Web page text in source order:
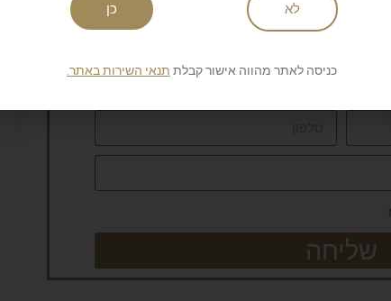
של סיגאר
שליחה
לא כן
כניסה לאתר מהווה אישור קבלת תנאי השירות באתר.